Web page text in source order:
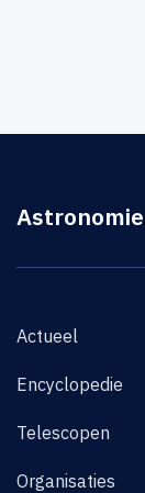
Astronomie
Actueel
Encyclopedie
Telescopen
Organisaties